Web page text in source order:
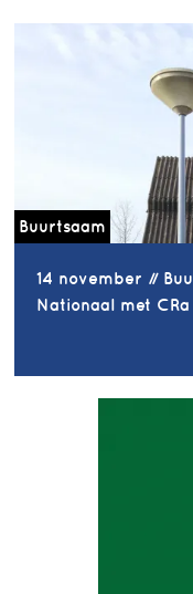
Buurtsaam
14 november //
Nationaal met CRa